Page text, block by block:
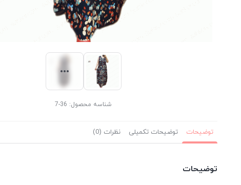
شناسه محصول: 36-7
توضیحات توضیحات تکمیلی نظرات (0)
توضیحات